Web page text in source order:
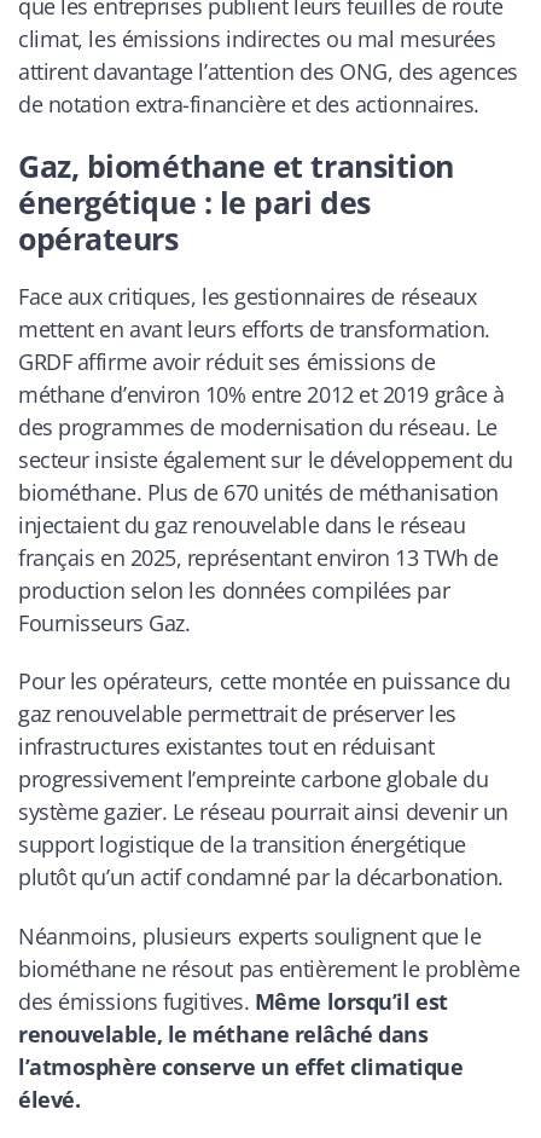
que les entreprises publient leurs feuilles de route
climat, les émissions indirectes ou mal mesurées
attirent davantage l’attention des ONG, des agences
de notation extra-financière et des actionnaires.
Gaz, biométhane et transition
énergétique : le pari des
opérateurs
Face aux critiques, les gestionnaires de réseaux
mettent en avant leurs efforts de transformation.
GRDF affirme avoir réduit ses émissions de
méthane d’environ 10% entre 2012 et 2019 grâce à
des programmes de modernisation du réseau. Le
secteur insiste également sur le développement du
biométhane. Plus de 670 unités de méthanisation
injectaient du gaz renouvelable dans le réseau
français en 2025, représentant environ 13 TWh de
production selon les données compilées par
Fournisseurs Gaz.
Pour les opérateurs, cette montée en puissance du
gaz renouvelable permettrait de préserver les
infrastructures existantes tout en réduisant
progressivement l’empreinte carbone globale du
système gazier. Le réseau pourrait ainsi devenir un
support logistique de la transition énergétique
plutôt qu’un actif condamné par la décarbonation.
Néanmoins, plusieurs experts soulignent que le
biométhane ne résout pas entièrement le problème
des émissions fugitives. Même lorsqu’il est
renouvelable, le méthane relâché dans
l’atmosphère conserve un effet climatique
élevé.